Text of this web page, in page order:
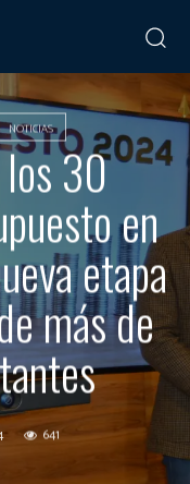
NOTICIAS
30
en
etapa
más de
641